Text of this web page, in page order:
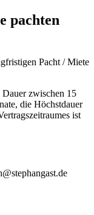
pachten
Pacht / Miete
zwischen 15
die Höchstdauer
ist